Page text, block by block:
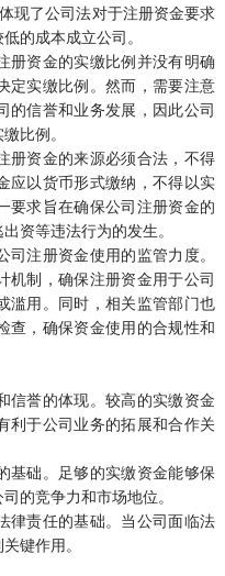
现了公司法对于注册资金要求
的成本成立公司。
册资金的实缴比例并没有明确
定实缴比例。然而，需要注意
的信誉和业务发展，因此公司
比例。
册资金的来源必须合法，不得
应以货币形式缴纳，不得以实
要求旨在确保公司注册资金的
资等违法行为的发生。
注册资金使用的监管力度。
机制，确保注册资金用于公司
滥用。同时，相关监管部门也
查，确保资金使用的合规性和
信誉的体现。较高的实缴资金
利于公司业务的拓展和合作关
基础。足够的实缴资金能够保
的竞争力和市场地位。
律责任的基础。当公司面临法
键作用。